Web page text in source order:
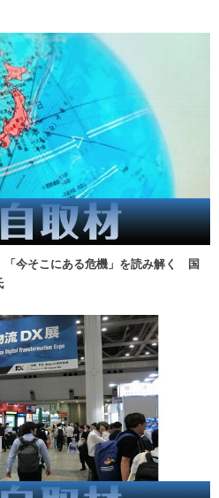
「今そこにある危機」を読み解く 国